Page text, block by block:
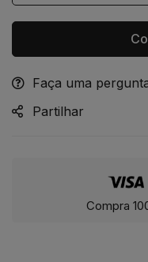
Alternative:
Faça uma
Partilhar
Compra